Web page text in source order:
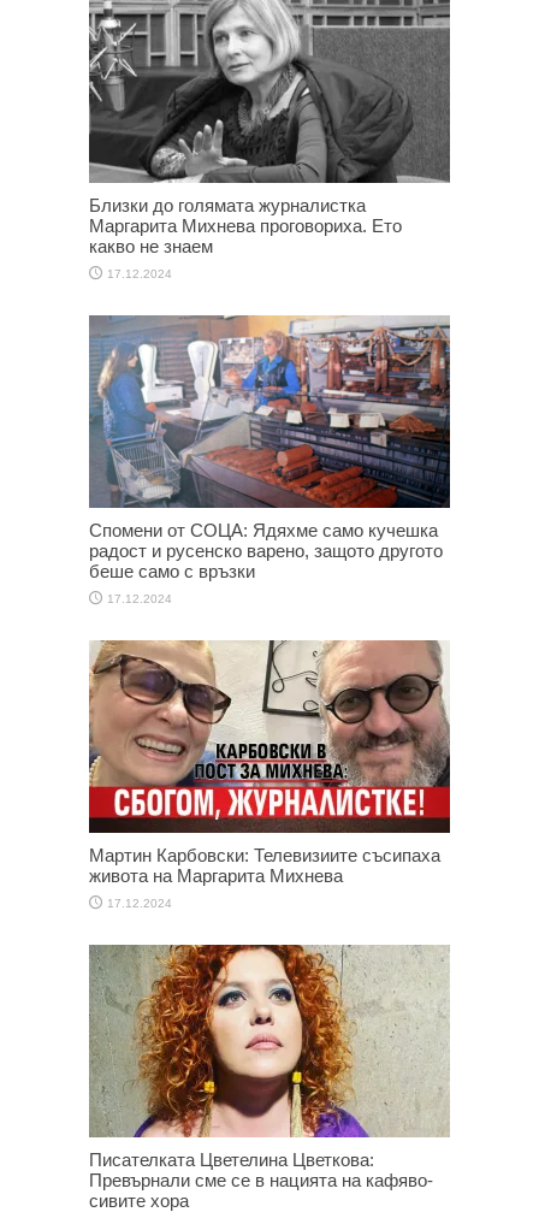
Близки до голямата журналистка
Маргарита Михнева проговориха. Ето
какво не знаем
17.12.2024
Спомени от СОЦА: Ядяхме само кучешка
радост и русенско варено, защото другото
беше само с връзки
17.12.2024
Мартин Карбовски: Телевизиите съсипаха
живота на Маргарита Михнева
17.12.2024
Писателката Цветелина Цветкова:
Превърнали сме се в нацията на кафяво-
сивите хора